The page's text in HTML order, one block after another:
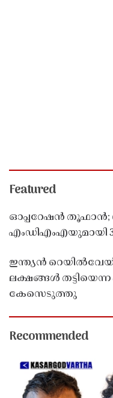
Featured
ഓപ്പറേഷൻ തൂഫാൻ;
എംഡിഎംഎയുമായി
ഇന്ത്യൻ
ലക്ഷങ്ങൾ
കേസെടുത്തു
Recommended